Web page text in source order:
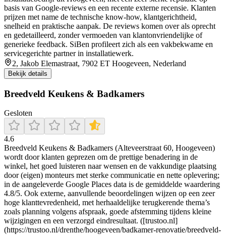
basis van Google-reviews en een recente externe recensie. Klanten
prijzen met name de technische know-how, klantgerichtheid,
snelheid en praktische aanpak. De reviews komen over als oprecht
en gedetailleerd, zonder vermoeden van klantonvriendelijke of
generieke feedback. SiBen profileert zich als een vakbekwame en
servicegerichte partner in installatiewerk.
2, Jakob Elemastraat, 7902 ET Hoogeveen, Nederland
Bekijk details
Breedveld Keukens & Badkamers
Gesloten
4.6
Breedveld Keukens & Badkamers (Alteveerstraat 60, Hoogeveen)
wordt door klanten geprezen om de prettige benadering in de
winkel, het goed luisteren naar wensen en de vakkundige plaatsing
door (eigen) monteurs met sterke communicatie en nette oplevering;
in de aangeleverde Google Places data is de gemiddelde waardering
4.8/5. Ook externe, aanvullende beoordelingen wijzen op een zeer
hoge klanttevredenheid, met herhaaldelijke terugkerende thema’s
zoals planning volgens afspraak, goede afstemming tijdens kleine
wijzigingen en een verzorgd eindresultaat. ([trustoo.nl]
(https://trustoo.nl/drenthe/hoogeveen/badkamer-renovatie/breedveld-